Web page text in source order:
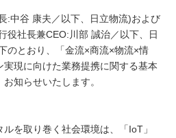
:中谷 康夫／以下、日立物流)および
役社長兼CEO:川部 誠治／以下、日
のとおり、「金流×商流×物流×情
現に向けた業務提携に関する基本
知らせいたします。
を取り巻く社会環境は、「IoT」